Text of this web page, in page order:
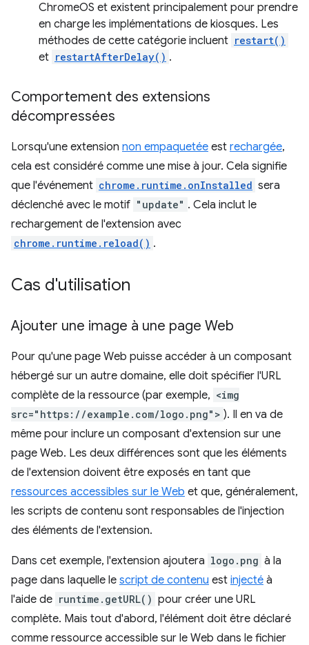
ChromeOS et existent principalement pour prendre
en charge les implémentations de kiosques. Les
méthodes de cette catégorie incluent restart()
et restartAfterDelay() .
Comportement des extensions
décompressées
Lorsqu'une extension non empaquetée est rechargée,
cela est considéré comme une mise à jour. Cela signifie
que l'événement chrome.runtime.onInstalled sera
déclenché avec le motif "update" . Cela inclut le
rechargement de l'extension avec
chrome.runtime.reload() .
Cas d'utilisation
Ajouter une image à une page Web
Pour qu'une page Web puisse accéder à un composant
hébergé sur un autre domaine, elle doit spécifier l'URL
complète de la ressource (par exemple, <img
src="https://example.com/logo.png"> ). Il en va de
même pour inclure un composant d'extension sur une
page Web. Les deux différences sont que les éléments
de l'extension doivent être exposés en tant que
ressources accessibles sur le Web et que, généralement,
les scripts de contenu sont responsables de l'injection
des éléments de l'extension.
Dans cet exemple, l'extension ajoutera logo.png à la
page dans laquelle le script de contenu est injecté à
l'aide de runtime.getURL() pour créer une URL
complète. Mais tout d'abord, l'élément doit être déclaré
comme ressource accessible sur le Web dans le fichier